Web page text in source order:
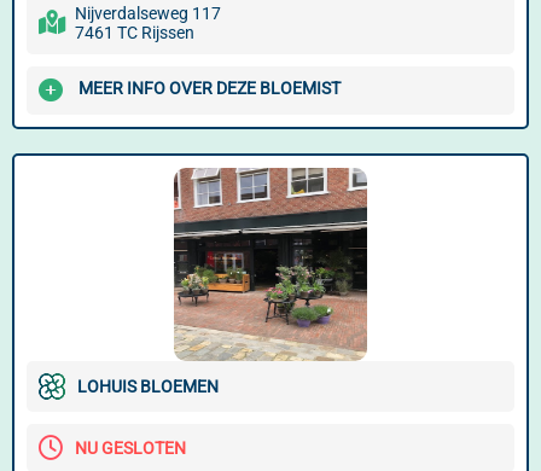
Nijverdalseweg 117
7461 TC Rijssen
MEER INFO OVER DEZE BLOEMIST
LOHUIS BLOEMEN
NU GESLOTEN